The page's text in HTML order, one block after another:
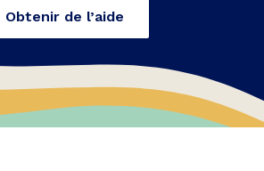
Obtenir de l’aide